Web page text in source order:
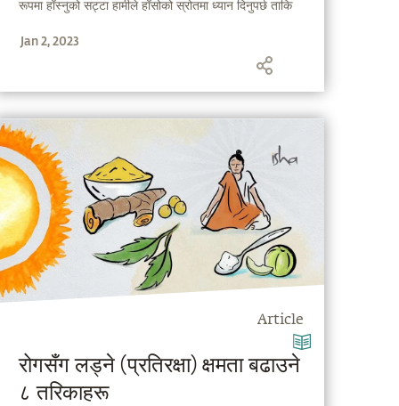
रूपमा हाँस्नुको सट्टा हामीले हाँसोको स्रोतमा ध्यान दिनुपर्छ ताकि
Jan 2, 2023
Article
रोगसँग लड्ने (प्रतिरक्षा) क्षमता बढाउने
८ तरिकाहरू